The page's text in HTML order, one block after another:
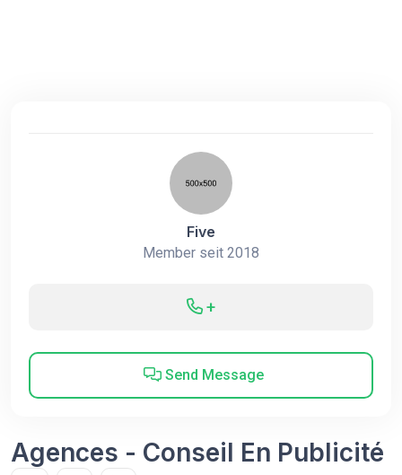
Five
Member seit 2018
+
Send Message
Agences - Conseil En Publicité